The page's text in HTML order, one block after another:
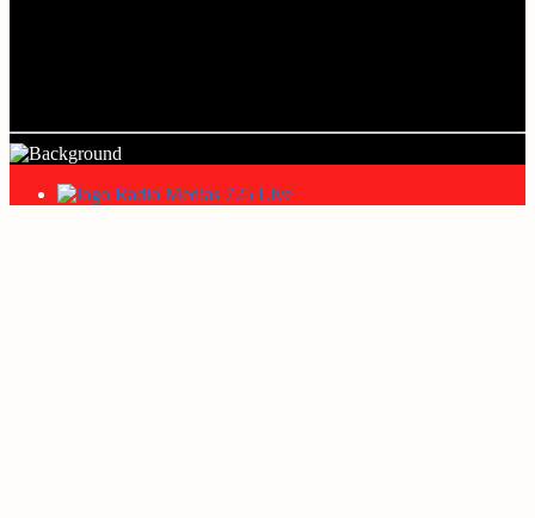
Radio Mediaș 725 Live